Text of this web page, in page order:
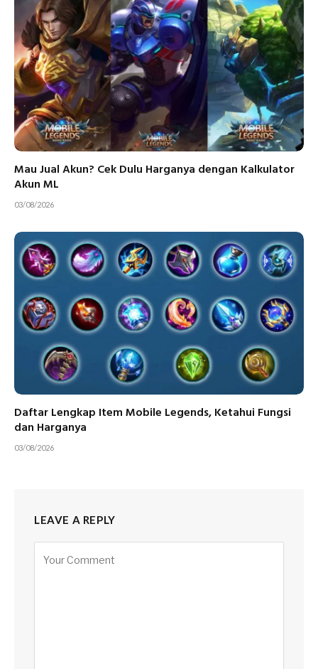
Mau Jual Akun? Cek Dulu Harganya dengan Kalkulator
Akun ML
03/08/2026
Daftar Lengkap Item Mobile Legends, Ketahui Fungsi
dan Harganya
03/08/2026
LEAVE A REPLY